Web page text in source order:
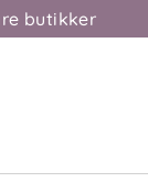
butikker